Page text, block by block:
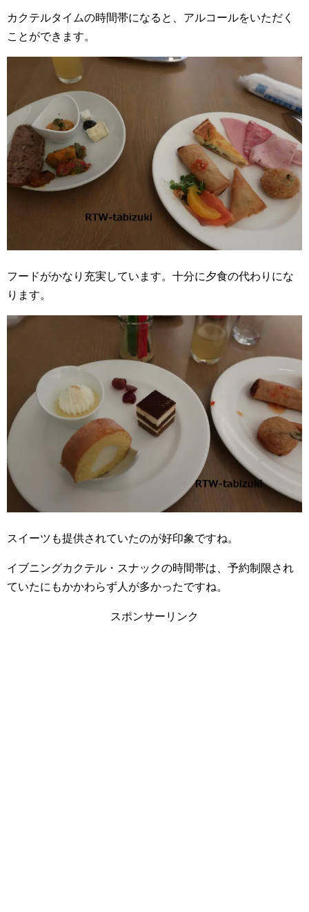
カクテルタイムの時間帯になると、アルコールをいただく
ことができます。
フードがかなり充実しています。十分に夕食の代わりにな
ります。
スイーツも提供されていたのが好印象ですね。
イブニングカクテル・スナックの時間帯は、予約制限され
ていたにもかかわらず人が多かったですね。
スポンサーリンク